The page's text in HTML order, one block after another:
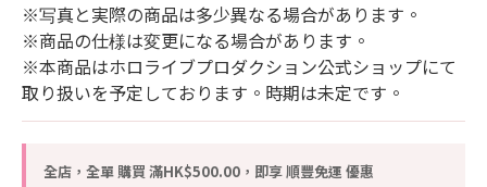
※写真と実際の商品は多少異なる場合があります。
※商品の仕様は変更になる場合があります。
※本商品はホロライブプロダクション公式ショップにて
取り扱いを予定しております。時期は未定です。
全店，全單 購買 滿HK$500.00，即享 順豐免運 優惠